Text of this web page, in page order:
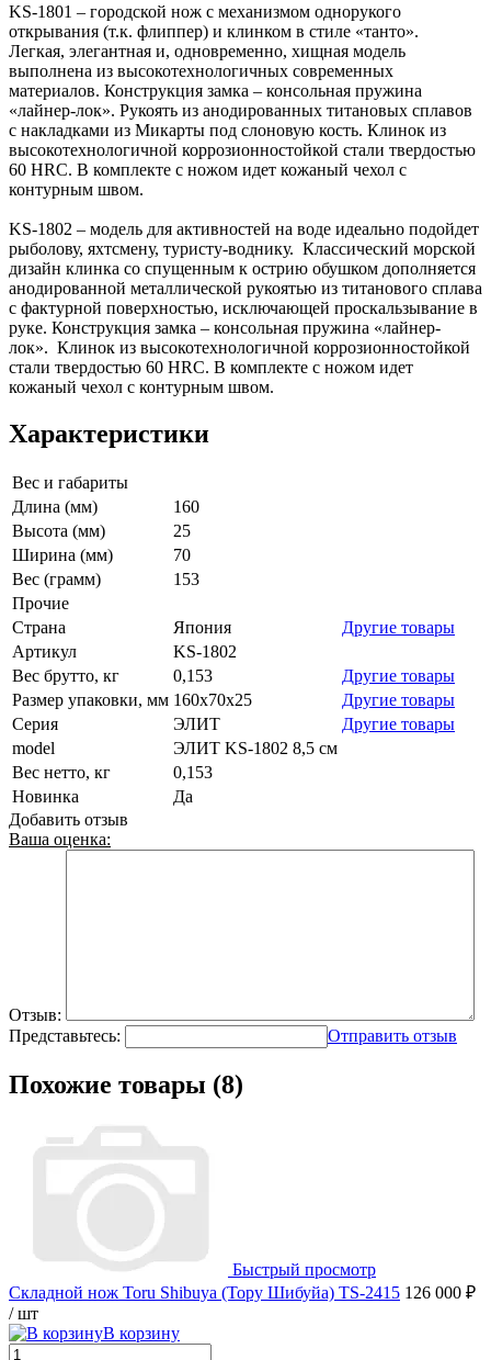
KS-1801 – городской нож с механизмом однорукого
открывания (т.к. флиппер) и клинком в стиле «танто».
Легкая, элегантная и, одновременно, хищная модель
выполнена из высокотехнологичных современных
материалов. Конструкция замка – консольная пружина
«лайнер-лок». Рукоять из анодированных титановых сплавов
с накладками из Микарты под слоновую кость. Клинок из
высокотехнологичной коррозионностойкой стали твердостью
60 HRС. В комплекте с ножом идет кожаный чехол с
контурным швом.
KS-1802 – модель для активностей на воде идеально подойдет
рыболову, яхтсмену, туристу-воднику. Классический морской
дизайн клинка со спущенным к острию обушком дополняется
анодированной металлической рукоятью из титанового сплава
с фактурной поверхностью, исключающей проскальзывание в
руке. Конструкция замка – консольная пружина «лайнер-
лок». Клинок из высокотехнологичной коррозионностойкой
стали твердостью 60 HRС. В комплекте с ножом идет
кожаный чехол с контурным швом.
Характеристики
Вес и габариты
Длина (мм)
160
Высота (мм)
25
Ширина (мм)
70
Вес (грамм)
153
Прочие
Страна
Япония
Другие товары
Артикул
KS-1802
Вес брутто, кг
0,153
Другие товары
Размер упаковки, мм 160x70x25
Другие товары
Серия
ЭЛИТ
Другие товары
model
ЭЛИТ KS-1802 8,5 см
Вес нетто, кг
0,153
Новинка
Да
Добавить отзыв
Ваша оценка:
Отзыв:
Представьтесь:
Отправить отзыв
Похожие товары (8)
Быстрый просмотр
Складной нож Toru Shibuya (Тору Шибуйа) TS-2415 126 000 ₽
/ шт
В корзину